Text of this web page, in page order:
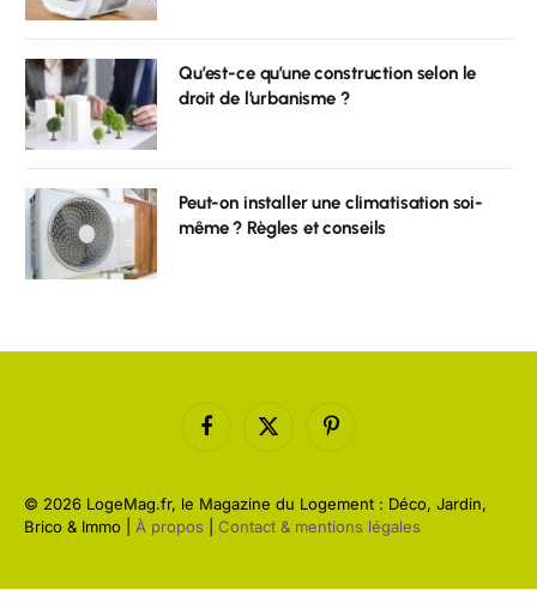
Qu’est-ce qu’une construction selon le
droit de l’urbanisme ?
Peut-on installer une climatisation soi-
même ? Règles et conseils
Facebook
X
Pinterest
© 2026 LogeMag.fr, le Magazine du Logement : Déco, Jardin,
Brico & Immo | À propos Contact & mentions légales